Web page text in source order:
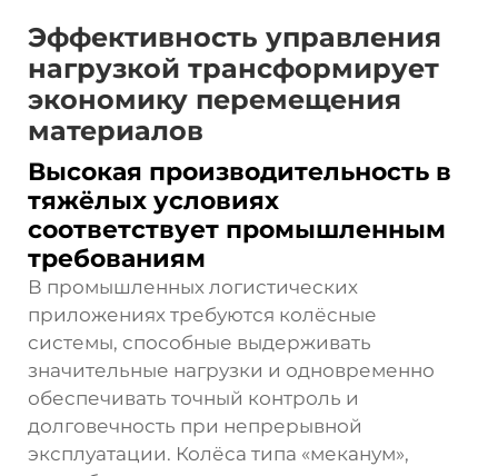
Эффективность управления
нагрузкой трансформирует
экономику перемещения
материалов
Высокая производительность в
тяжёлых условиях
соответствует промышленным
требованиям
В промышленных логистических
приложениях требуются колёсные
системы, способные выдерживать
значительные нагрузки и одновременно
обеспечивать точный контроль и
долговечность при непрерывной
эксплуатации. Колёса типа «меканум»,